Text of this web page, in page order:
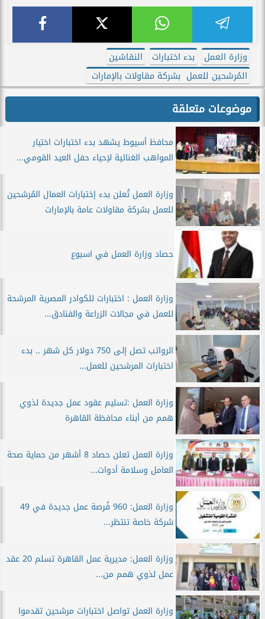
وزارة العمل بدء اختبارات
النقاشين
المُرشحين للعمل بشركة مقاولات بالإمارات
موضوعات متعلقة
محافظ أسيوط يشهد بدء اختبارات اختيار
المواهب الغنائية لإحياء حفل العيد القومي...
وزارة العمل تُعلن بدء إختبارات العمال المُرشحين
للعمل بشركة مقاولات عامة بالإمارات
حصاد وزارة العمل في اسبوع
وزارة العمل : اختبارات للكوادر المصرية المرشحة
للعمل في مجالات الزراعة والفنادق...
الرواتب تصل إلى 750 دولار كل شهر .. بدء
اختبارات المرشحين للعمل...
وزارة العمل :تسليم عقود عمل جديدة لذوي
همم من أبناء محافظة القاهرة
وزارة العمل تعلن حصاد 8 أشهر من حماية صحة
العامل وسلامة أدوات...
وزارة العمل: 960 فُرصة عمل جديدة في 49
شركة خاصة تنتظر...
وزارة العمل: مديرية عمل القاهرة تسلم 20 عقد
عمل لذوي همم من...
وزارة العمل تواصل اختبارات مرشحين تقدموا